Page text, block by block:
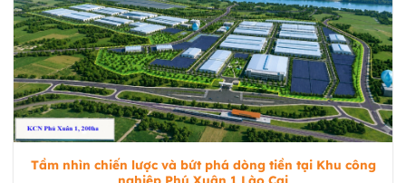
Tầm nhìn chiến lược và bứt phá dòng tiền tại Khu công